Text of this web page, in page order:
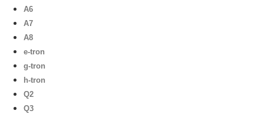
A6
A7
A8
e-tron
g-tron
h-tron
Q2
Q3